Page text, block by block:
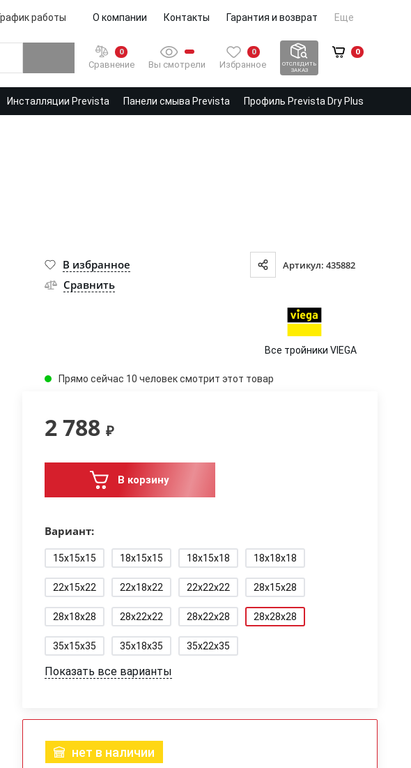
работы О компании Контакты Гарантия и возврат Еще
0
Сравнение Вы смотрели
0
Избранное
ОТСЛЕДИТЬ
ЗАКАЗ
0
Инсталляции Prevista Панели смыва Prevista Профиль Prevista Dry Plus
В избранное Артикул: 435882
Сравнить
Все тройники VIEGA
Прямо сейчас 10 человек смотрит этот товар
2 788 ₽
В корзину
Вариант:
15x15x15 18x15x15 18x15x18 18x18x18
22x15x22 22x18x22 22x22x22 28x15x28
28x18x28 28x22x22 28x22x28 28x28x28
35x15x35 35x18x35 35x22x35
Показать все варианты
нет в наличии